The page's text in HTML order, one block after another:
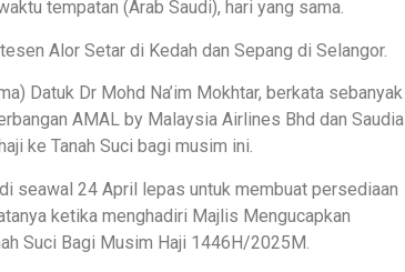
tempatan (Arab Saudi), hari yang sama.
Alor Setar di Kedah dan Sepang di Selangor.
Datuk Dr Mohd Na’im Mokhtar, berkata sebanyak
AMAL by Malaysia Airlines Bhd dan Saudia
ke Tanah Suci bagi musim ini.
seawal 24 April lepas untuk membuat persediaan
ketika menghadiri Majlis Mengucapkan
Suci Bagi Musim Haji 1446H/2025M.